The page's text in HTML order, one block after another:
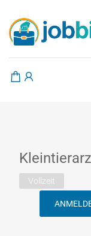
Vollzeit